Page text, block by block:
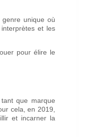
genre unique où
et les
pour élire le
tant que marque
cela, en 2019,
et incarner la